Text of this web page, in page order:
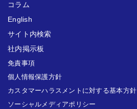
コラム
English
サイト内検索
社内掲示板
免責事項
個人情報保護方針
カスタマーハラスメントに対する基本方針
ソーシャルメディアポリシー